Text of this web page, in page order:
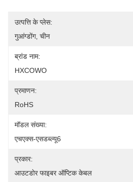
उत्पत्ति के प्लेस:
गुआंग्डोंग, चीन
ब्रांड नाम:
HXCOWO
प्रमाणन:
RoHS
मॉडल संख्या:
एचएक्स-एसडब्ल्यू6
प्रकार:
आउटडोर फाइबर ऑप्टिक केबल